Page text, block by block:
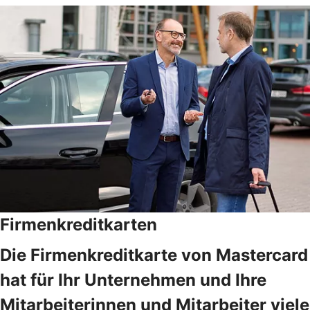
Firmenkreditkarten
Die Firmenkreditkarte von Mastercard
hat für Ihr Unternehmen und Ihre
Mitarbeiterinnen und Mitarbeiter viele